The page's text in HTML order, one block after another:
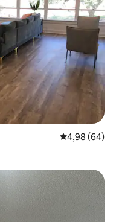
Средна
4,98 (64)